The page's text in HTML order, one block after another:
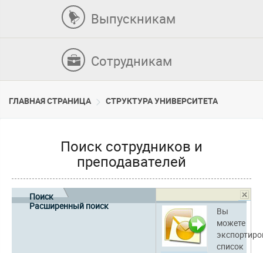
Выпускникам
Сотрудникам
ГЛАВНАЯ СТРАНИЦА CТРУКТУРА УНИВЕРСИТЕТА
Поиск сотрудников и
преподавателей
Вы
можете
список
Поиск
Расширенный поиск